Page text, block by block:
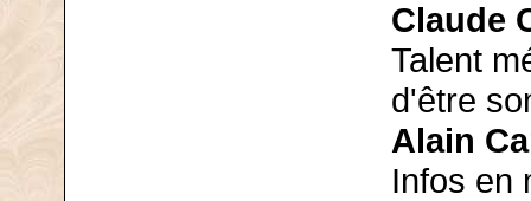
Claude
Talent
d'être
Alain
Infos en